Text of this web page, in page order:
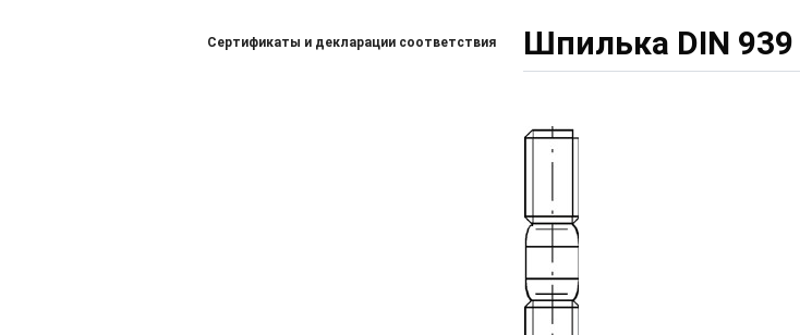
Сертификаты и декларации соответствия Шпилька DIN 939